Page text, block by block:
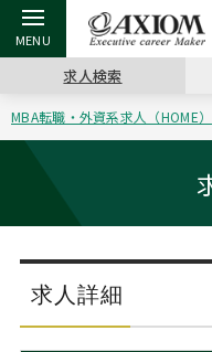
戻る
アクシアムの特長
サービス案内
コンサルタントの紹介
戻る
キャリア支援 TOP
キャリアデザイン講座
（最新求人市場動向）
ステージ別アドバイス
戻る
転職ツール TOP
英文レジュメの書き方
職務経歴書の書き方
戻る
転職コラム TOP
“展”職相談室
転職市場の明日をよめ
戻る
イベント・セミナー TOP
ジョブフェア
キャリアデザインセミナー
戻る
会社概要 TOP
沿革
主なクライアント
求人検索
MBA転職・外資系求人（HOME）
求人詳細